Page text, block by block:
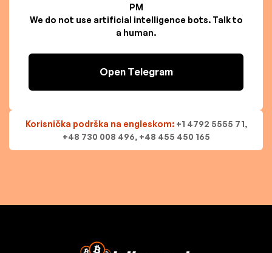
PM
We do not use artificial intelligence bots. Talk to
a human.
Open Telegram
Korisnička podrška na engleskom: +1 4792 5555 71,
+48 730 008 496, +48 455 450 165